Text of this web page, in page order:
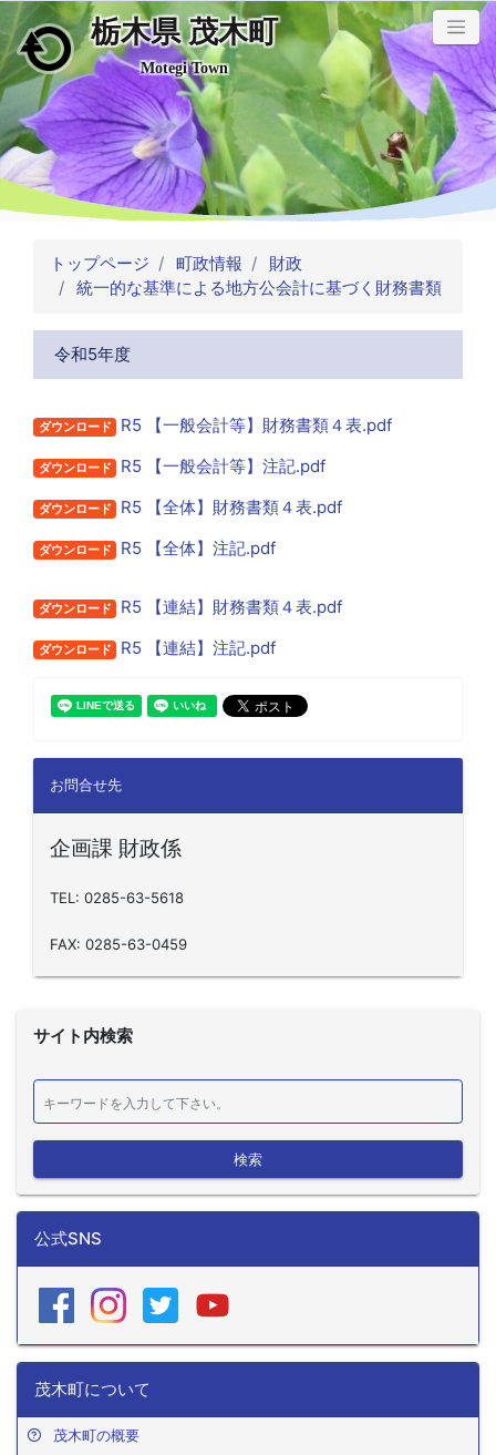
メインコンテンツにスキップ
栃木県 茂木町
Motegi Town
トップページ 町政情報
財政
統一的な基準による地方公会計に基づく財務書類
令和5年度
ダウンロード R5 【一般会計等】財務書類４表.pdf
ダウンロード R5 【一般会計等】注記.pdf
ダウンロード R5 【全体】財務書類４表.pdf
ダウンロード R5 【全体】注記.pdf
ダウンロード R5 【連結】財務書類４表.pdf
ダウンロード R5 【連結】注記.pdf
お問合せ先
企画課 財政係
TEL: 0285-63-5618
FAX: 0285-63-0459
サイト内検索
検索
公式SNS
茂木町について
茂木町の概要